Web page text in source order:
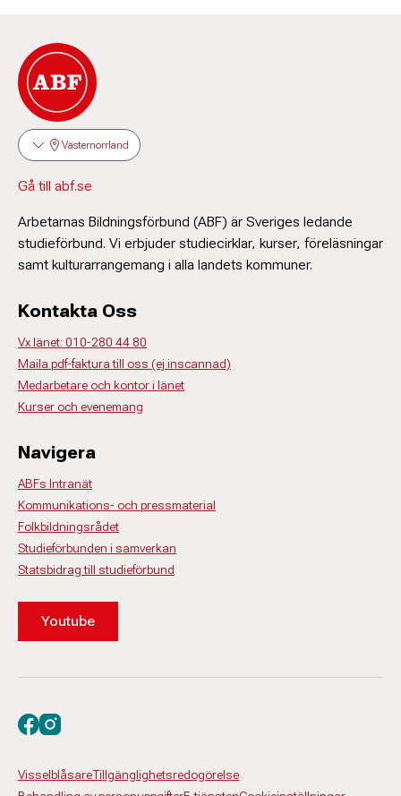
Västernorrland
Gå till abf.se
Arbetarnas Bildningsförbund (ABF) är Sveriges ledande
studieförbund. Vi erbjuder studiecirklar, kurser, föreläsningar
samt kulturarrangemang i alla landets kommuner.
Kontakta Oss
Vx länet: 010-280 44 80
Maila pdf-faktura till oss (ej inscannad)
Medarbetare och kontor i länet
Kurser och evenemang
Navigera
ABFs Intranät
Kommunikations- och pressmaterial
Folkbildningsrådet
Studieförbunden i samverkan
Statsbidrag till studieförbund
Youtube
VisselblåsareTillgänglighetsredogörelse
Besök oss på facebook
Besök oss på instagram